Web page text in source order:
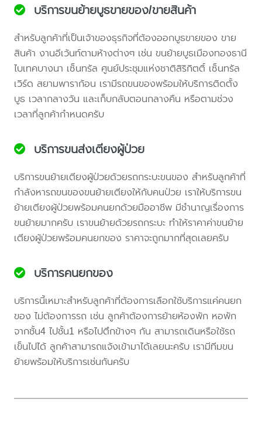
บริการขนย้ายบูธขายของ/ขายสินค้า
สำหรับลูกค้าที่เป็นเจ้าของธุรกิจที่ต้องออกบูธขายของ ขาย
สินค้า งานอีเว้นท์ตามห้างต่างๆ เช่น ขนย้ายบูธเมืองทองธานี
ไบเทคบางนา เซ็นทรัล ศูนย์ประชุมแห่งชาติสิริกิตติ์ เซ็นทรัล
เวิร์ด สยามพาราก้อน เรามีรถขนของพร้อมให้บริการติดตั้ง
บูธ เวลากลางวัน และเก็บกลับตอนกลางคืน หรือตามช่วง
เวลาที่ลูกค้ากำหนดครับ
บริการขนส่งเตียงผู้ป่วย
บริการขนย้ายเตียงผู้ป่วยด้วยรถกระบะขนของ สำหรับลูกค้าที่
กำลังหารถขนของขนย้ายเตียงให้กับคนป่วย เราให้บริการขน
ย้ายเตียงผู้ป่วยพร้อมคนยกด้วยมืออาชีพ มีชำนาญเรื่องการ
ขนย้ายมากครับ เราขนย้ายด้วยรถกระบะ ทำให้ราคาค่าขนย้าย
เตียงผู้ป่วยพร้อมคนยกของ ราคาจะถูกมากที่สุดเลยครับ
บริการคนยกของ
บริการนี้เหมาะสำหรับลูกค้าที่ต้องการเลือกใช้บริการแค่คนยก
ของ ไม่ต้องการรถ เช่น ลูกค้าต้องการย้ายห้องพัก หอพัก
จากชั้น4 ไปชั้น1 หรือไปตึกข้างๆ กัน สามารถเดินหรือใช้รถ
เข็นไปได้ ลูกค้าสามารถแจ้งเข้ามาได้เลยนะครับ เรามีทีมขน
ย้ายพร้อมให้บริการเช่นกันครับ